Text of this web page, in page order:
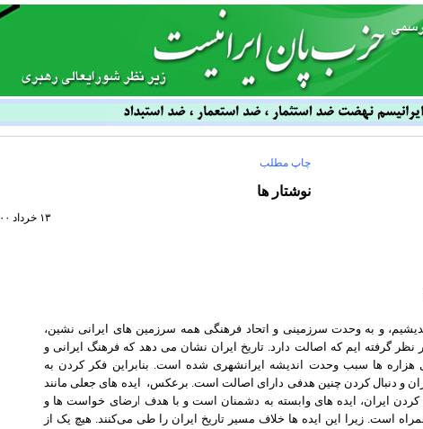
چاپ مطلب
نوشتار ها
۱۳ خرداد ۱۴۰۰
و به وحدت سرزمینی و اتحاد فرهنگی همه سرزمین های ایرانی نشین،
گرفته ایم که اصالت دارد. تاریخ ایران نشان می دهد که فرهنگ ایرانی و
ها سبب وحدت اندیشه ایرانشهری شده است. بنابراین فکر کردن به
و دنبال کردن چنین هدفی دارای اصالت است. برعکس، ایده های جعلی‌ مانند
کردن ایران، ایده های وابسته به دشمنان است و با هدف ارضای خواست ها و
است. زیرا این ایده ها خلاف مسیر تاریخ ایران را طی می‌کنند. هیچ یک از